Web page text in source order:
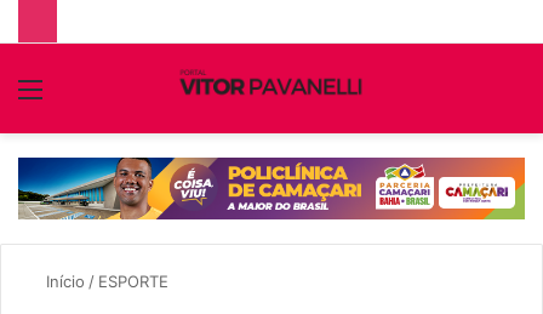
Menu
Início / ESPORTE